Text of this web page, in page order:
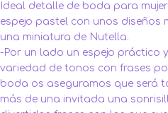
Ideal detalle de boda para
espejo pastel con unos diseños
una miniatura de Nutella.
-Por un lado un espejo práctico
variedad de tonos con frases
boda os aseguramos que será
más de una invitada una